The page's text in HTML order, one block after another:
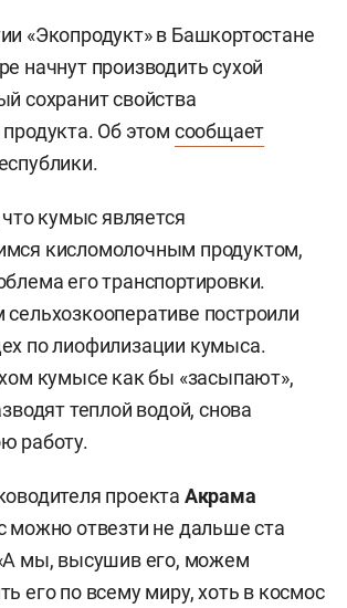
«Экопродукт» в Башкортостане
начнут производить сухой
сохранит свойства
Об этом сообщает
кумыс является
кисломолочным продуктом,
его транспортировки.
построили
по лиофилизации кумыса.
кумысе как бы «засыпают»,
теплой водой, снова
работу.
проекта Акрама
можно отвезти не дальше ста
мы, высушив его, можем
его по всему миру, хоть в космос